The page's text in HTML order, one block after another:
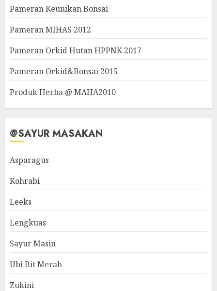
Pameran Keunikan Bonsai
Pameran MIHAS 2012
Pameran Orkid Hutan HPPNK 2017
Pameran Orkid&Bonsai 2015
Produk Herba @ MAHA2010
@SAYUR MASAKAN
Asparagus
Kohrabi
Leeks
Lengkuas
Sayur Masin
Ubi Bit Merah
Zukini